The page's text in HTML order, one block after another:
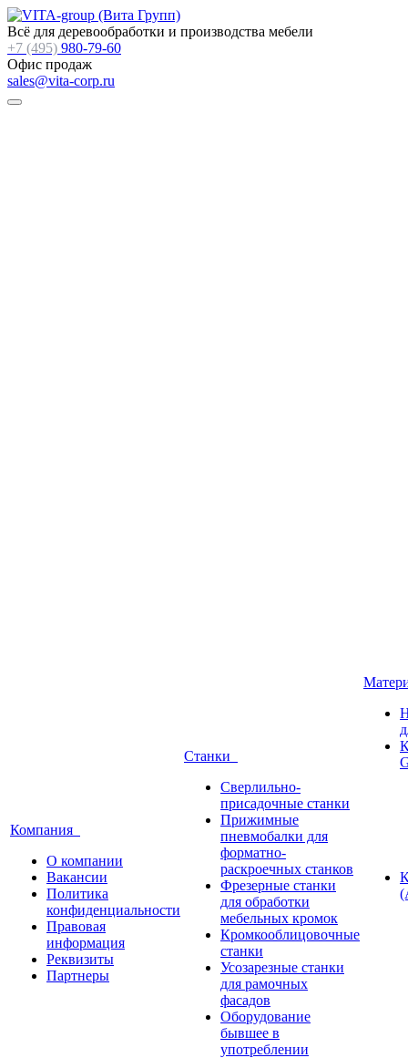
Всё для деревообработки и производства мебели
+7 (495) 980-79-60
Офис продаж
sales@vita-corp.ru
Компания
О компании
Вакансии
Политика
конфиденциальности
Правовая
информация
Реквизиты
Партнеры
Станки
Сверлильно-
присадочные станки
Прижимные
пневмобалки для
форматно-
раскроечных станков
Фрезерные станки
для обработки
мебельных кромок
Кромкооблицовочные
станки
Усозарезные станки
для рамочных
фасадов
Оборудование
бывшее в
употреблении